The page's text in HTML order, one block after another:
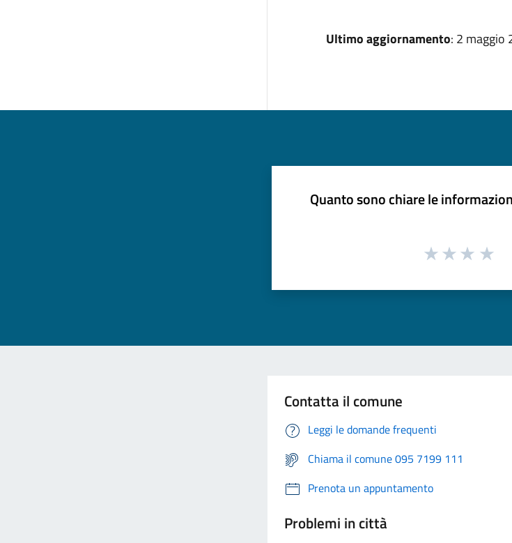
Ultimo aggiornamento: 2 maggio
Quanto sono chiare le
Contatta il comune
Leggi le domande frequenti
Chiama il comune 095 7199 111
Prenota un appuntamento
Problemi in città